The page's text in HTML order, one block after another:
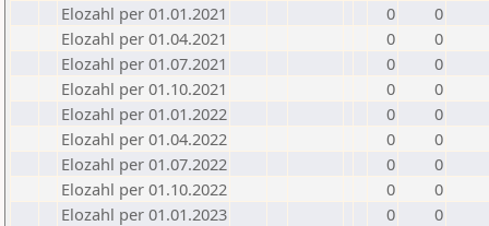
Elozahl per 01.01.2021
0
0
Elozahl per 01.04.2021
0
0
Elozahl per 01.07.2021
0
0
Elozahl per 01.10.2021
0
0
Elozahl per 01.01.2022
0
0
Elozahl per 01.04.2022
0
0
Elozahl per 01.07.2022
0
0
Elozahl per 01.10.2022
0
0
Elozahl per 01.01.2023
0
0